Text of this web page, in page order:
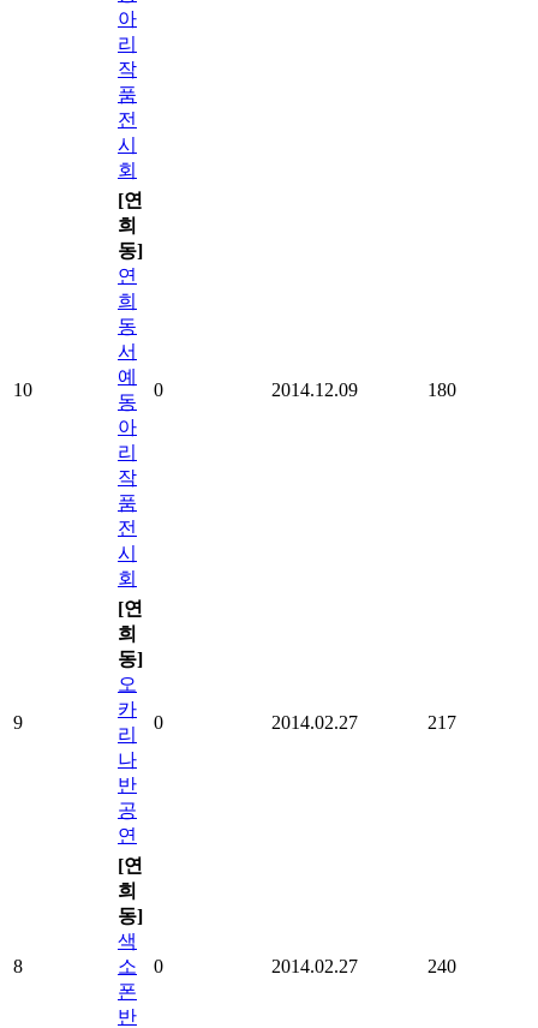
아
리
작
품
전
시
회
10
[연
희
동]
연
희
동
서
예
동
아
리
작
품
전
시
회
0 2014.12.09 180
9
[연
희
동]
오
카
리
나
반
공
연
0 2014.02.27 217
8
[연
희
동]
색
소
폰
반
0 2014.02.27 240